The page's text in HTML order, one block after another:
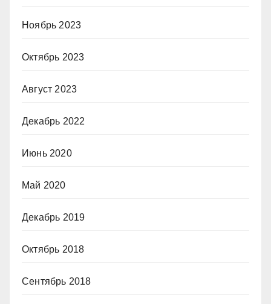
Ноябрь 2023
Октябрь 2023
Август 2023
Декабрь 2022
Июнь 2020
Май 2020
Декабрь 2019
Октябрь 2018
Сентябрь 2018